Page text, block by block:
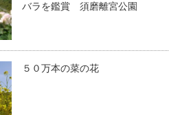
バラを鑑賞 須磨離宮公園
５０万本の菜の花